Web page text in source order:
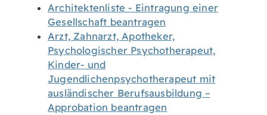
Architektenliste - Eintragung einer
Gesellschaft beantragen
Arzt, Zahnarzt, Apotheker,
Psychologischer Psychotherapeut,
Kinder- und
Jugendlichenpsychotherapeut mit
ausländischer Berufsausbildung –
Approbation beantragen